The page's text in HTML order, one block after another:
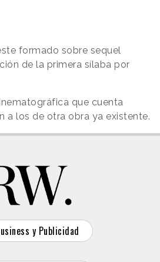
formado sobre sequel
de la primera sílaba por
que cuenta
a los de otra obra ya existente.
y Publicidad